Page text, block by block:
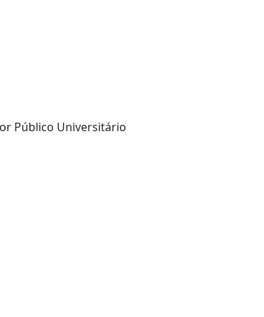
Público Universitário